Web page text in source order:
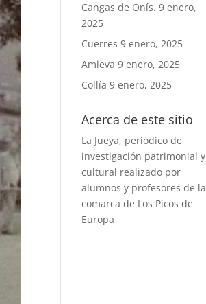
Cangas de Onís. 9 enero,
2025
Cuerres 9 enero, 2025
Amieva 9 enero, 2025
Collía 9 enero, 2025
Acerca de este sitio
La Jueya, periódico de
investigación patrimonial y
cultural realizado por
alumnos y profesores de la
comarca de Los Picos de
Europa